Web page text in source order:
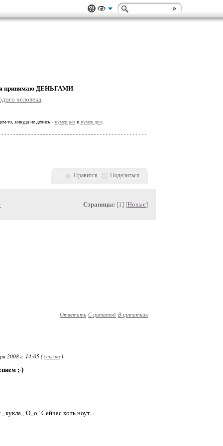
принимаю ДЕНЬГАМИ.
человека.
то, никуда не делись - нумер рази нумер два.
Нравится Поделиться
Страницы: [1] [Новые]
Ответить С цитатой В цитатник
2008 г. 14:05 (ссылка )
;-)
О_о" Сейчас хоть ноут...